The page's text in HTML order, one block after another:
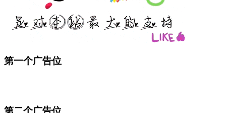
第一个广告位
第二个广告位